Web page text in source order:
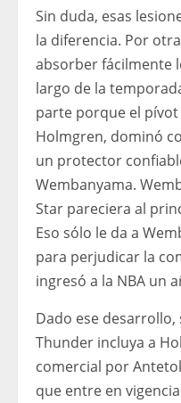
Sin duda, esas
la diferencia. Por
absorber fácilmente
largo de la
parte porque el
Holmgren, dominó
un protector
Wembanyama.
Star pareciera al
Eso sólo le da a
para perjudicar la
ingresó a la NBA un
Dado ese
Thunder incluya a
comercial por
que entre en